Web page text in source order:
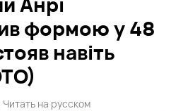
формою у 48
навіть
Читать на русском